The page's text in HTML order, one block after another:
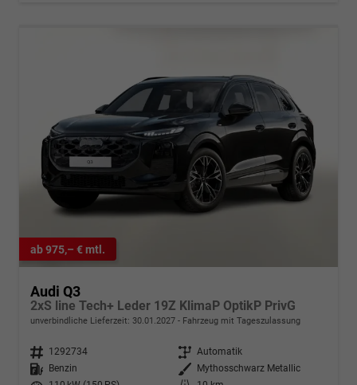
ab 975,– € mtl.
Audi Q3
2xS line Tech+ Leder 19Z KlimaP OptikP PrivG
unverbindliche Lieferzeit: 30.01.2027 Fahrzeug mit Tageszulassung
Fahrzeugnr. 1292734 Getriebe Automatik
Kraftstoff
Benzin Außenfarbe
Mythosschwarz Metallic